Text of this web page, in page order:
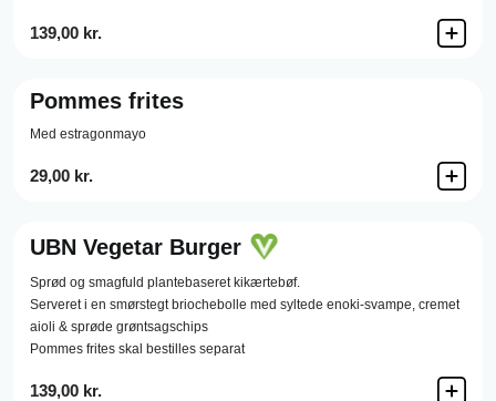
139,00 kr.
Pommes frites
Med estragonmayo
29,00 kr.
UBN Vegetar Burger
Sprød og smagfuld plantebaseret kikærtebøf.
Serveret i en smørstegt briochebolle med syltede enoki-svampe, cremet
aioli & sprøde grøntsagschips
Pommes frites skal bestilles separat
139,00 kr.